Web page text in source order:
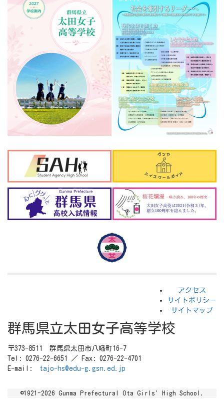
アクセス
サイトポリシー
サイトマップ
群馬県立太田女子高等学校
〒373-8511 群馬県太田市八幡町16-7
Tel: 0276-22-6651 ／ Fax: 0276-22-4701
E-mail: tajo-hs@edu-g.gsn.ed.jp
©1921-2026 Gunma Prefectural Ota Girls' High School.